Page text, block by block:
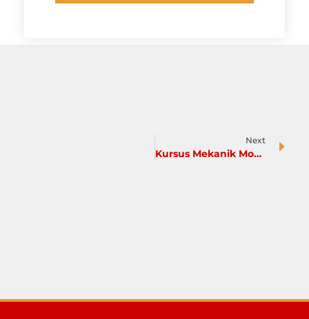
Next
Kursus Mekanik Mobil Otomotif Jogja Siap Kerja